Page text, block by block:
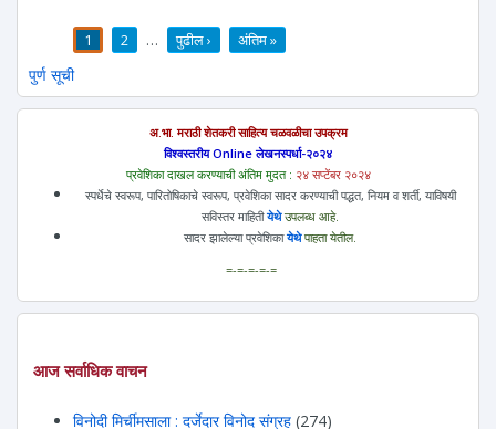
1 2 … पुढील › अंतिम »
पुर्ण सूची
अ.भा. मराठी शेतकरी साहित्य चळवळीचा उपक्रम
विश्वस्तरीय Online लेखनस्पर्धा-२०२४
प्रवेशिका दाखल करण्याची अंतिम मुदत : २४ सप्टेंबर २०२४
स्पर्धेचे स्वरूप, पारितोषिकाचे स्वरूप, प्रवेशिका सादर करण्याची पद्धत, नियम व शर्ती, याविषयी
सविस्तर माहितीयेथेउपलब्ध आहे.
सादर झालेल्या प्रवेशिकायेथेपाहता येतील.
=-=-=-=-=
आज सर्वाधिक वाचन
विनोदी मिर्चीमसाला : दर्जेदार विनोद संग्रह (274)